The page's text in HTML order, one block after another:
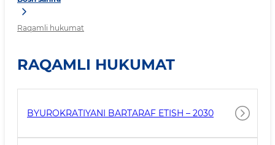
Raqamli hukumat
RAQAMLI HUKUMAT
BYUROKRATIYANI BARTARAF ETISH – 2030